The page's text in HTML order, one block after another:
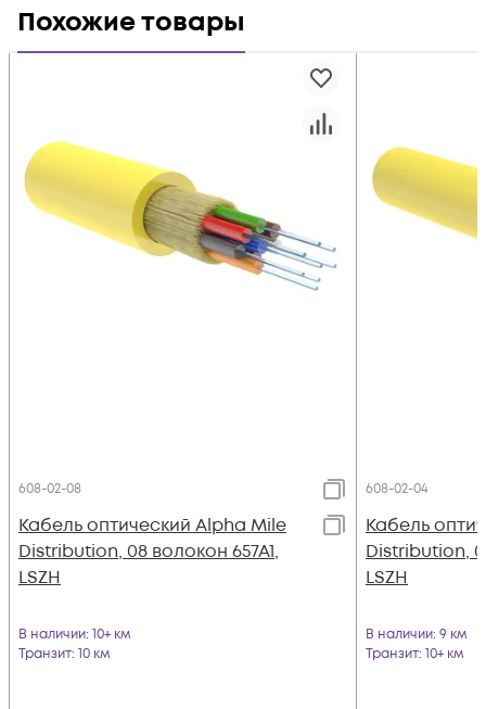
Похожие товары
608-02-08
Кабель оптический Alpha Mile
Distribution, 08 волокон 657A1,
LSZH
В наличии: 10+ км
Транзит: 10 км
608-02-04
Кабель
Distribution,
LSZH
В наличии: 9 км
Транзит: 10+ км